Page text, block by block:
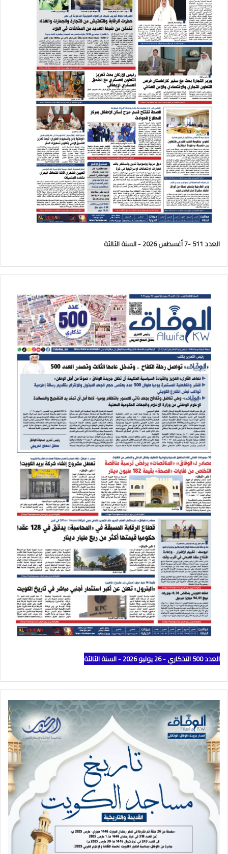
العدد 511 -7 أغسطس 2026 - السنة الثالثة
العدد 500 التذكاري - 26 يوليو 2026 - السنة الثالثة